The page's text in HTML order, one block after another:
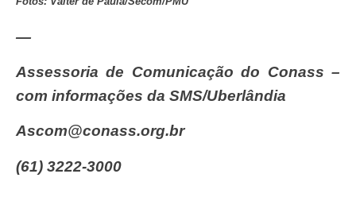
—
Assessoria de Comunicação do Conass –
com informações da SMS/Uberlândia
ascom@conass.org.br
(61) 3222-3000